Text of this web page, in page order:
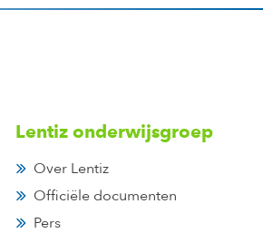
Lentiz onderwijsgroep
Over Lentiz
Officiële documenten
Pers